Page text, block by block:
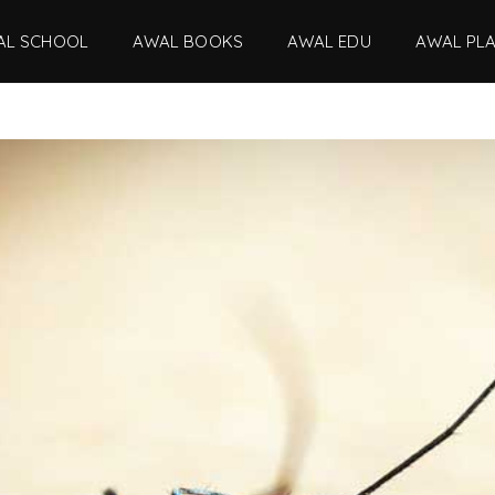
SCHOOL AWAL BOOKS AWAL EDU AWAL